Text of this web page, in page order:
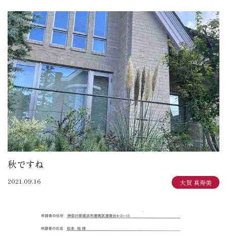
進士 芳：FREE TIME
柴田 守：koko a koko
千葉 徳義：Nori’s room
大賀 真寿美：住まいも気持ちもゆったりと
野原 正彦：リフォーム日誌
加田 奈美：子育てママのデザインダイアリー
岩崎 達也：岩ブロ
石渡 秀樹：建築士日記
三俣 忠史：日々記
陳 鵬：陳道中
松本 典朗：近代ホームイズム継承者の気づき
秋ですね
2021.09.16 大賀 真寿美